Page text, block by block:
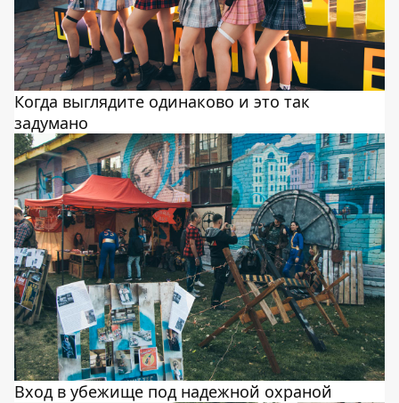
Когда выглядите одинаково и это так
задумано
Вход в убежище под надежной охраной